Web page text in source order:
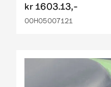
kr 1603.13,-
00H05007121